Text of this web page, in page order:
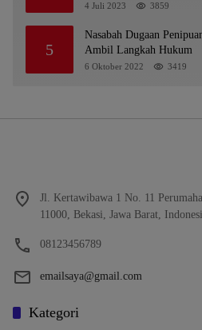
4 Juli 2023 3859
5
Nasabah Dugaan
Ambil Langkah Hukum
6 Oktober 2022 3419
Jl. Kertawibawa 1 No. 11
11000, Bekasi, Jawa Barat,
08123456789
emailsaya@gmail.com
Kategori